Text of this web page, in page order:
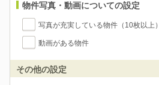
物件写真・動画についての設定
写真が充実している物件（10枚以上）
動画がある物件
その他の設定